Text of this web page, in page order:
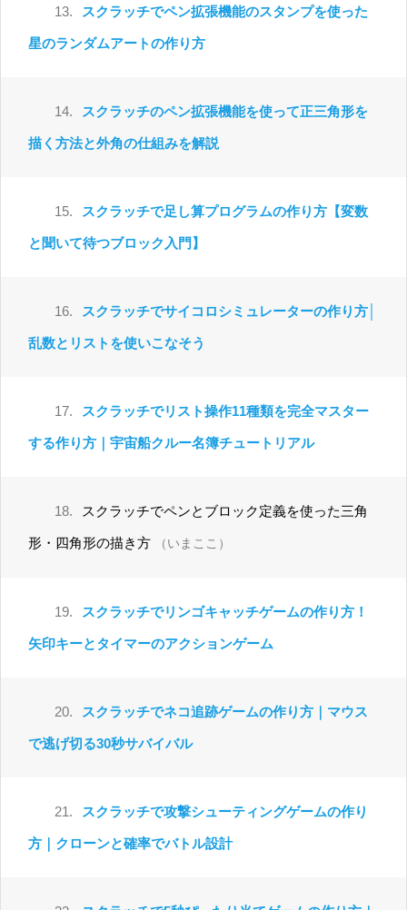
13. スクラッチでペン拡張機能のスタンプを使った
星のランダムアートの作り方
14. スクラッチのペン拡張機能を使って正三角形を
描く方法と外角の仕組みを解説
15. スクラッチで足し算プログラムの作り方【変数
と聞いて待つブロック入門】
16. スクラッチでサイコロシミュレーターの作り方│
乱数とリストを使いこなそう
17. スクラッチでリスト操作11種類を完全マスター
する作り方｜宇宙船クルー名簿チュートリアル
18. スクラッチでペンとブロック定義を使った三角
形・四角形の描き方 （いまここ）
19. スクラッチでリンゴキャッチゲームの作り方！
矢印キーとタイマーのアクションゲーム
20. スクラッチでネコ追跡ゲームの作り方｜マウス
で逃げ切る30秒サバイバル
21. スクラッチで攻撃シューティングゲームの作り
方｜クローンと確率でバトル設計